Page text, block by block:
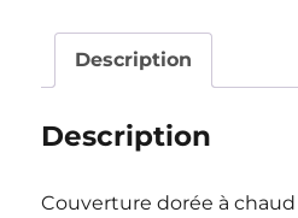
Maison
Close
-
Description
Description
Couverture dorée à